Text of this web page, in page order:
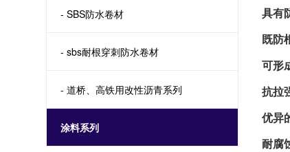
- SBS防水卷材
- sbs耐根穿刺防水卷材
- 道桥、高铁用改性沥青系列
涂料系列
具有
既防
可形
抗拉
优异
耐腐